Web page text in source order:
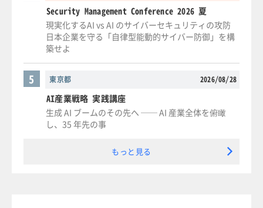
Security Management Conference 2026 夏
現実化するAI vs AI のサイバーセキュリティの攻防
日本企業を守る「自律型能動的サイバー防御」を構
築せよ
東京都 2026/08/28
5
AI産業戦略 実践講座
生成 AI ブームのその先へ ── AI 産業全体を俯瞰
し、35 年先の事
もっと見る